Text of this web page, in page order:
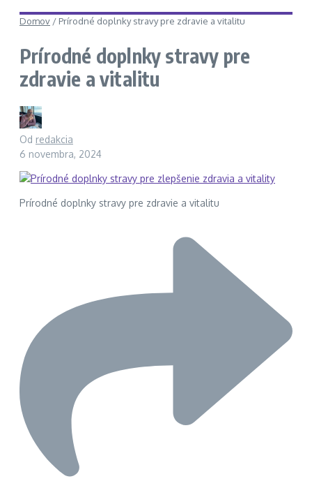
Domov / Prírodné doplnky stravy pre zdravie a vitalitu
Prírodné doplnky stravy pre
zdravie a vitalitu
Od redakcia
6 novembra, 2024
Prírodné doplnky stravy pre zdravie a vitalitu